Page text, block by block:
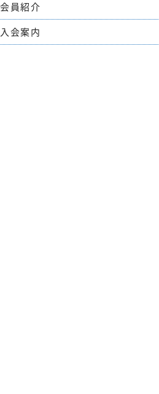
会員紹介
入会案内